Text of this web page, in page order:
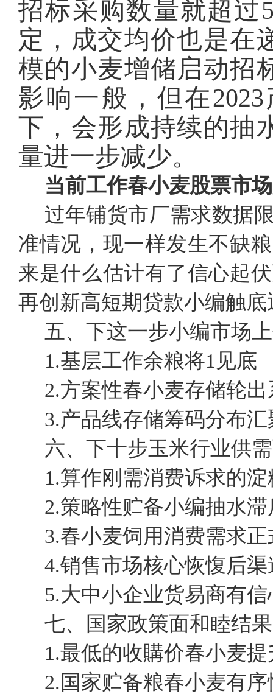
招标采购数量就超过
定，成交均价也是在
模的小麦增储启动招
影响一般，但在
下，会形成持续的抽
量进一步减少。
当前工作春小麦股票市
过年铺货市厂需求数据
准情况，现一样发生不缺
来是什么估计有了信心起
再创新高短期贷款小编触
五、下这一步小编市场
1.基层工作余粮将1见底
2.方案性春小麦存储轮
3.产品线存储筹码分布
六、下十步玉米行业供
1.算作刚需消费诉求的
2.策略性贮备小编抽水
3.春小麦饲用消费需求
4.销售市场核心恢愎后
5.大中小企业货易商有
七、国家政策面和睦结
1.最低的收購价春小麦
2.国家贮备粮春小麦有